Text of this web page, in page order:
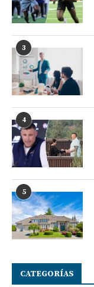
3
4
5
CATEGORÍAS